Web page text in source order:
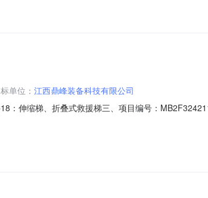
单位： 江西鼎峰装备科技有限公司
：伸缩梯、折叠式救援梯三、项目编号：
8110119六、合同主要信息主要标的名称：折叠式